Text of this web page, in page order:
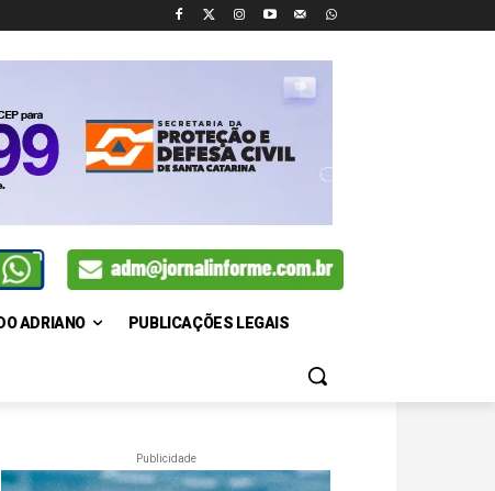
ADRIANO PUBLICAÇÕES LEGAIS
Publicidade